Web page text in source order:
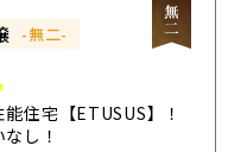
-無二-
住宅【ETUSUS】！
し！